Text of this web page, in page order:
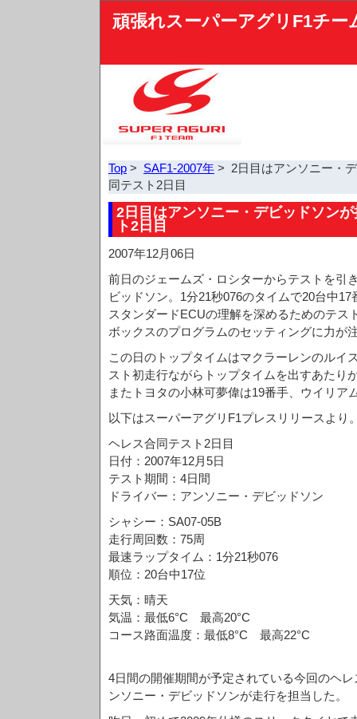
頑張れスーパーアグリF1チー
Top > SAF1-2007年 > 2日目はアンソニー・
同テスト2日目
2日目はアンソニー・デビッドソン
ト2日目
2007年12月06日
前日のジェームズ・ロシターからテストを引
ビッドソン。1分21秒076のタイムで20台中17
スタンダードECUの理解を深めるためのテス
ボックスのプログラムのセッティングに力が
この日のトップタイムはマクラーレンのルイ
スト初走行ながらトップタイムを出すあたり
またトヨタの小林可夢偉は19番手、ウイリア
以下はスーパーアグリF1プレスリリースより
ヘレス合同テスト2日目
日付：2007年12月5日
テスト期間：4日間
ドライバー：アンソニー・デビッドソン
シャシー：SA07-05B
走行周回数：75周
最速ラップタイム：1分21秒076
順位：20台中17位
天気：晴天
気温：最低6°C 最高20°C
コース路面温度：最低8°C 最高22°C
4日間の開催期間が予定されている今回のヘ
ンソニー・デビッドソンが走行を担当した。